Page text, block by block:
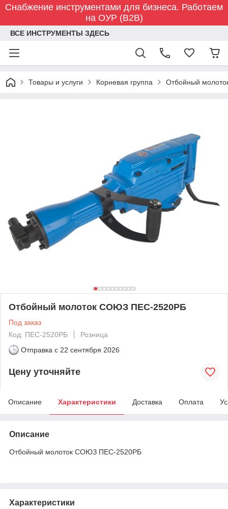
Снабжение инструментами для бизнеса. Работаем
на ОУР (B2B)
ВСЕ ИНСТРУМЕНТЫ ЗДЕСЬ
Товары и услуги Корневая группа Отбойный
Отбойный молоток СОЮЗ ПЕС-2520РБ
Под заказ
Код: ПЕС-2520РБ
Розница
Отправка с 22 сентября 2026
Цену уточняйте
Описание Характеристики Доставка Оплата
Описание
Отбойный молоток СОЮЗ ПЕС-2520РБ
Характеристики